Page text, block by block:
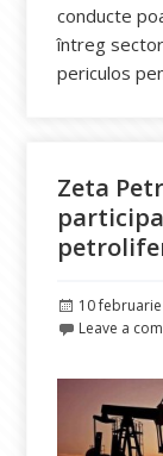
conducte
întreg
periculos
Zeta
Publicat
pe
10
Leave a